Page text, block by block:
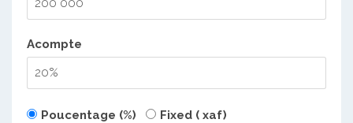
Acompte
Poucentage (%) Fixed ( xaf)